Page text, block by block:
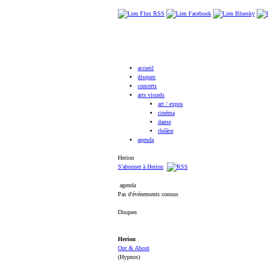
accueil
disques
concerts
arts visuels
art / expos
cinéma
danse
théâtre
agenda
Herion
S'abonner à Herion
agenda
Pas d'événements connus
Disques
Herion
Out & About
(Hypnos)